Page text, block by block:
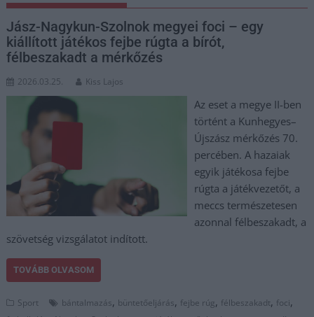
Jász-Nagykun-Szolnok megyei foci – egy
kiállított játékos fejbe rúgta a bírót,
félbeszakadt a mérkőzés
2026.03.25. Kiss Lajos
Az eset a megye II-ben
történt a Kunhegyes–
Újszász mérkőzés 70.
percében. A hazaiak
egyik játékosa fejbe
rúgta a játékvezetőt, a
meccs természetesen
azonnal félbeszakadt, a
szövetség vizsgálatot indított.
TOVÁBB OLVASOM
Sport bántalmazás, büntetőeljárás, fejbe rúg, félbeszakadt, foci,